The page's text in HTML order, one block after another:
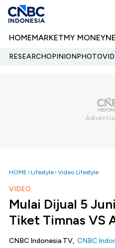
HOMEMARKETMY MONEY
RESEARCHOPINIONPHOTO
HOME Lifestyle Video Lifestyle
VIDEO
Mulai Dijual 5
Tiket Timnas VS
CNBC Indonesia TV, CNBC